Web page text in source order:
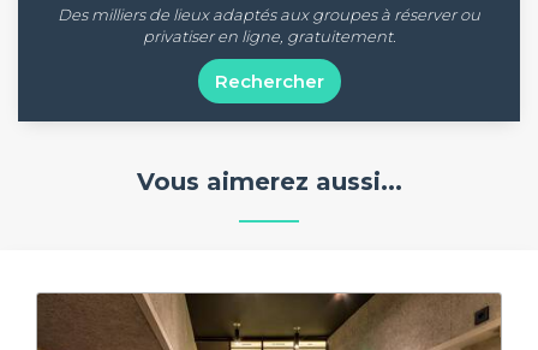
Des milliers de lieux adaptés aux groupes à réserver ou
privatiser en ligne, gratuitement.
Rechercher
Vous aimerez aussi...